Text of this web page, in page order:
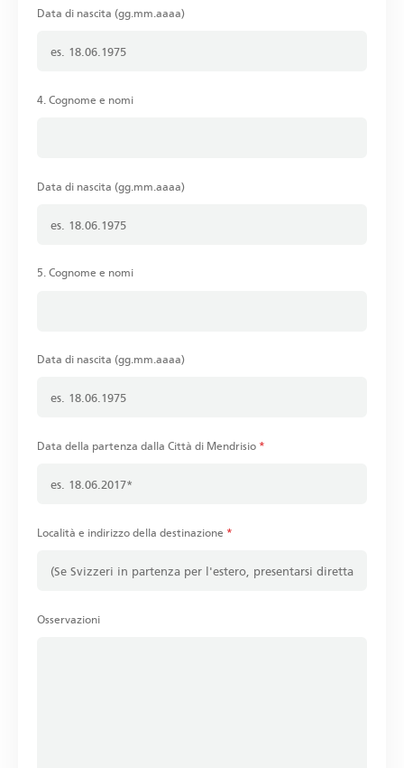
Data di nascita (gg.mm.aaaa)
4. Cognome e nomi
Data di nascita (gg.mm.aaaa)
5. Cognome e nomi
Data di nascita (gg.mm.aaaa)
Data della partenza dalla Città di Mendrisio *
Località e indirizzo della destinazione *
Osservazioni